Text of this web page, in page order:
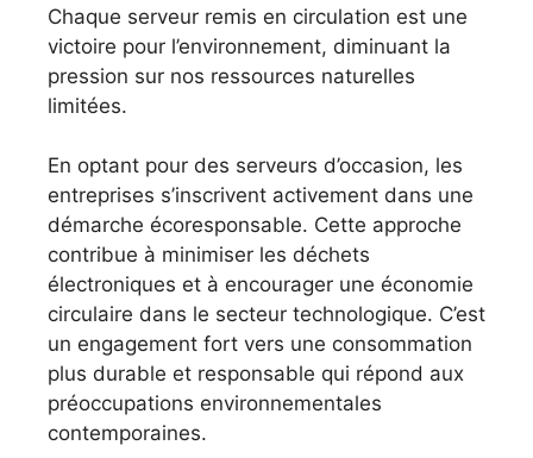
Chaque serveur remis en circulation est une
victoire pour l’environnement, diminuant la
pression sur nos ressources naturelles
limitées.
En optant pour des serveurs d’occasion, les
entreprises s’inscrivent activement dans une
démarche écoresponsable. Cette approche
contribue à minimiser les déchets
électroniques et à encourager une économie
circulaire dans le secteur technologique. C’est
un engagement fort vers une consommation
plus durable et responsable qui répond aux
préoccupations environnementales
contemporaines.